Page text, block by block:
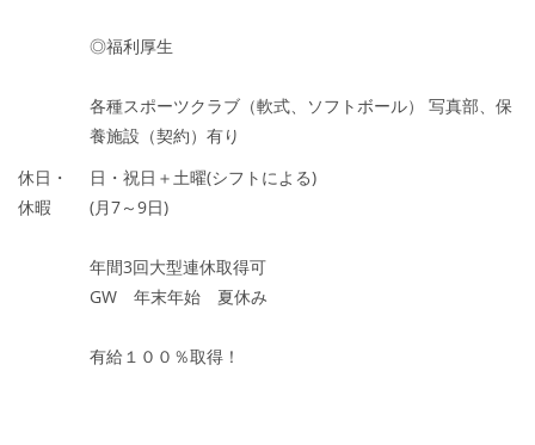
◎福利厚生
各種スポーツクラブ（軟式、ソフトボール） 写真部、保
養施設（契約）有り
休日・
休暇
日・祝日＋土曜(シフトによる)
(月7～9日)
年間3回大型連休取得可
GW 年末年始 夏休み
有給１００％取得！